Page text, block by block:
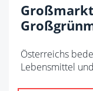
Österreichs
Lebensmittel